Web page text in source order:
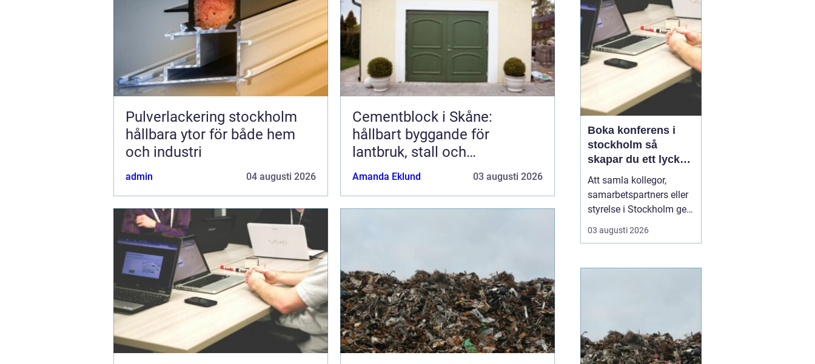
Pulverlackering stockholm
hållbara ytor för både hem
och industri
admin 04 augusti 2026
Cementblock i Skåne:
hållbart byggande för
lantbruk, stall och
grundläggning
Amanda Eklund 03 augusti 2026
bygga hållbart,
kostnadseffektivt och
med l&ari...
Boka konferens i
stockholm så
skapar du ett lyckat
möte
Att samla kollegor,
samarbetspartners eller
styrelse i Stockholm ger
goda möjligheter till
effektiva möten, men
gemenskap. Utbudet av
03 augusti 2026